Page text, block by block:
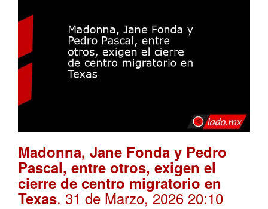
Madonna, Jane Fonda y Pedro
Pascal, entre otros, exigen el
cierre de centro migratorio en
Texas. 31 de Marzo, 2026 20:10